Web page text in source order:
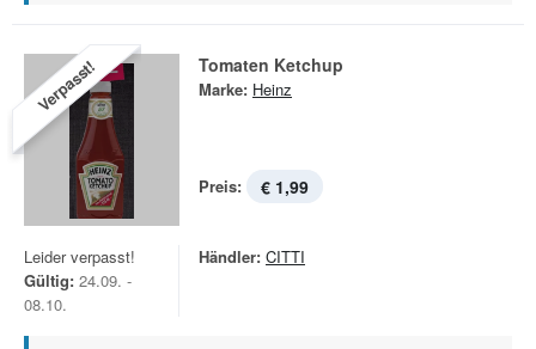
Verpasst! Tomaten Ketchup
Marke: Heinz
Preis: € 1,99
Leider verpasst!
Gültig: 24.09. -
08.10.
Händler: CITTI